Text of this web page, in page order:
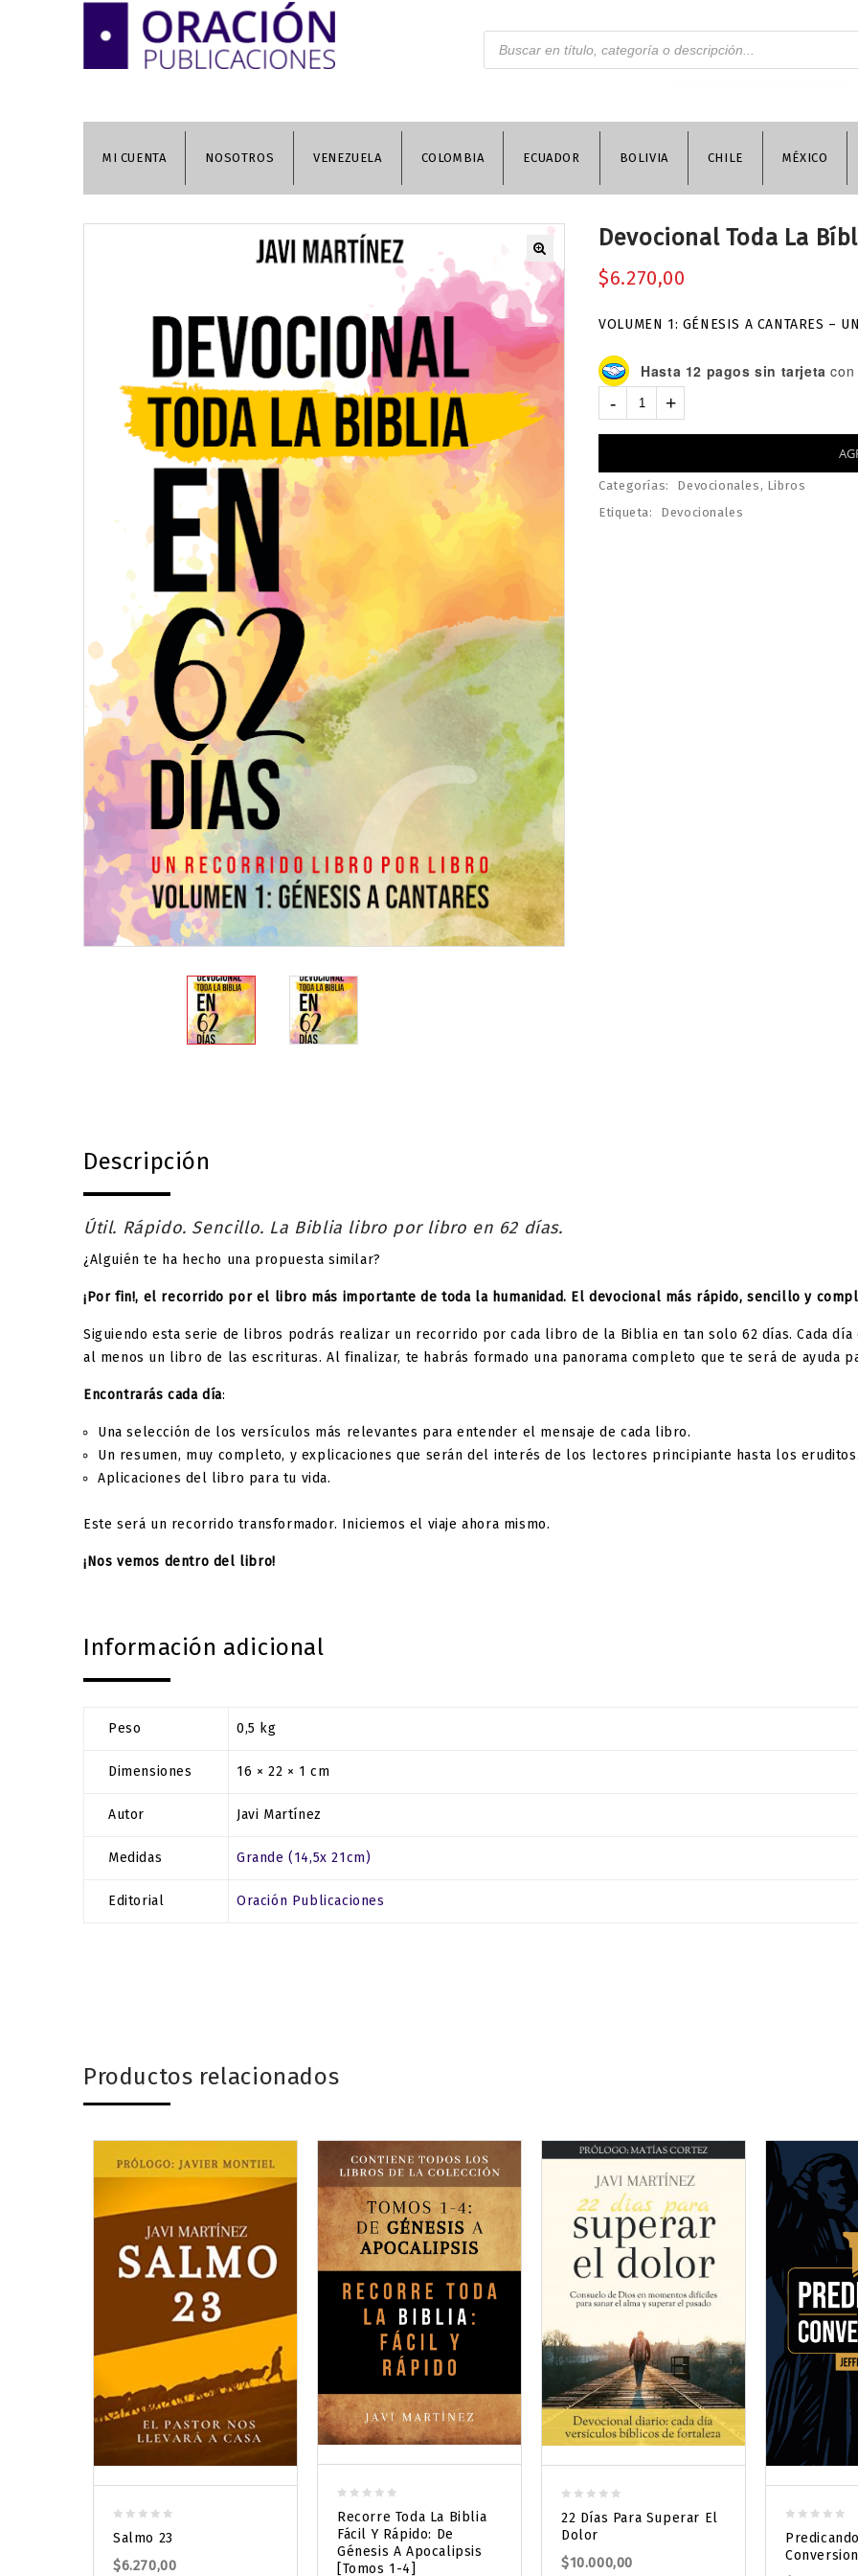
MI CUENTA NOSOTROS VENEZUELA COLOMBIA ECUADOR BOLIVIA CHILE MÉXICO
Devocional Toda La
$6.270,00
VOLUMEN 1: GÉNESIS A CANTARES –
Hasta 12 pagos sin tarjeta con
Categorías: Devocionales , Libros
Etiqueta:
Devocionales
Descripción
Útil. Rápido. Sencillo. La Biblia libro por libro en 62 días.
¿Alguién te ha hecho una propuesta similar?
¡Por fin!, el recorrido por el libro más importante de toda la humanidad. El devocional más rápido, sencillo y
Siguiendo esta serie de libros podrás realizar un recorrido por cada libro de la Biblia en tan solo 62 días. Cada
al menos un libro de las escrituras. Al finalizar, te habrás formado una panorama completo que te será de ayuda
Encontrarás cada día:
Una selección de los versículos más relevantes para entender el mensaje de cada libro.
Un resumen, muy completo, y explicaciones que serán del interés de los lectores principiante hasta los eruditos.
Aplicaciones del libro para tu vida.
Este será un recorrido transformador. Iniciemos el viaje ahora mismo.
¡Nos vemos dentro del libro!
Información adicional
Peso 0,5 kg
Dimensiones 16 × 22 × 1 cm
Autor Javi Martínez
Medidas Grande (14,5x 21cm)
Editorial Oración Publicaciones
Productos relacionados
out
of
Salmo 23
$6.270,00
out
of
5
Recorre Toda La Biblia
Fácil Y Rápido: De
Génesis A Apocalipsis
[Tomos 1-4]
out
of
5
22 Días Para Superar El
Dolor
$10.000,00
out
of